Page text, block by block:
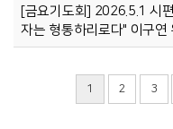
[금요기도회] 2026.5.1 시
자는 형통하리로다" 이구연
1 2 3